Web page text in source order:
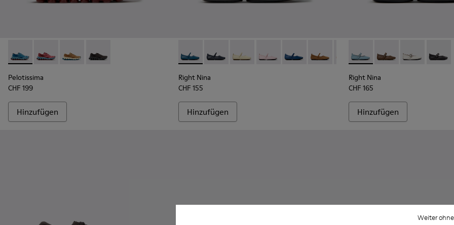
Weiter
Pelotissima - K201922-011 - Blaue Sneaker aus recyceltem PET und technischen Materialien für Damen.
Pelotissima - K201922-010 - Bordeauxfarbene Sneaker aus recyceltem PET – für Damen.
Pelotissima - K201922-007 - Braune Sneaker aus recyceltem PET und technischen Materialien für Damen.
Pelotissima - K201922-006 - Schwarze und graue Sneaker aus recyceltem PET und technisch
Pelotissima
CHF 199
Hinzufügen
Right Nina - K201365-035 - Blaue Lederschuhe für Damen.
Right Nina - K201365-039
Right Nina - K201365-036
Right Nina - K201365-034
Right Nina - K201365-033
Right Nina - K201365-030
Right Nina - K201365-027
Right Nina - K201365-024
Right Nina -Right Nina -
Right Nina
CHF 155
Hinzufügen
Right Nina - K201962-003 -
Right Nina - K201962-
Right Nina -
Right
Right Nina
CHF 165
Hinzufügen